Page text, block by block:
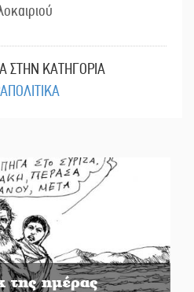
ΣΤΗΝ ΚΑΤΗΓΟΡΙΑ
της ημέρας